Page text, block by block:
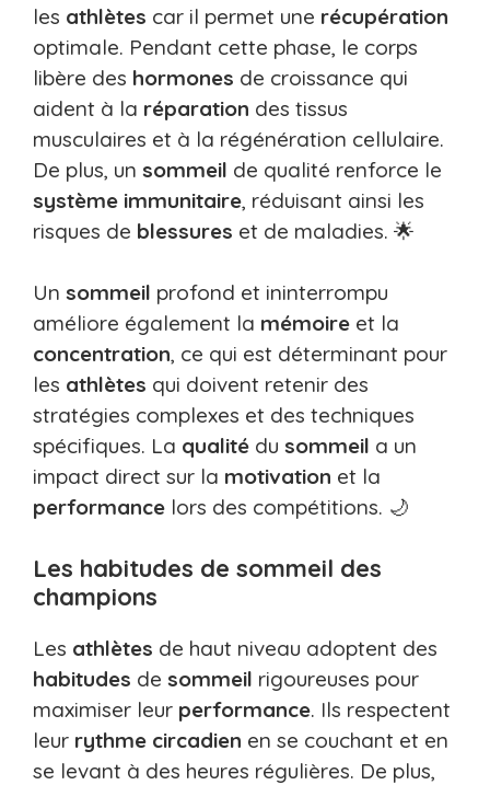
les athlètes car il permet une récupération
optimale. Pendant cette phase, le corps
libère des hormones de croissance qui
aident à la réparation des tissus
musculaires et à la régénération cellulaire.
De plus, un sommeil de qualité renforce le
système immunitaire, réduisant ainsi les
risques de blessures et de maladies. 🌟
Un sommeil profond et ininterrompu
améliore également la mémoire et la
concentration, ce qui est déterminant pour
les athlètes qui doivent retenir des
stratégies complexes et des techniques
spécifiques. La qualité du sommeil a un
impact direct sur la motivation et la
performance lors des compétitions. 🌙
Les habitudes de sommeil des
champions
Les athlètes de haut niveau adoptent des
habitudes de sommeil rigoureuses pour
maximiser leur performance. Ils respectent
leur rythme circadien en se couchant et en
se levant à des heures régulières. De plus,